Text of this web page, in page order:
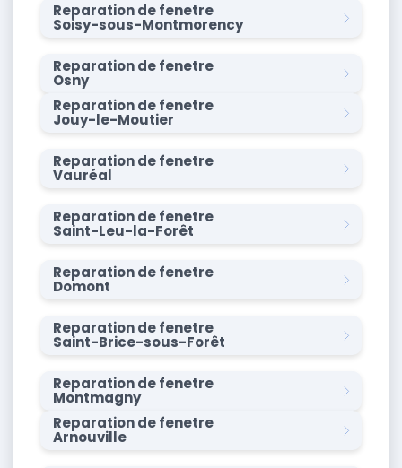
Reparation de fenetre
Soisy-sous-Montmorency
Reparation de fenetre
Osny
Reparation de fenetre
Jouy-le-Moutier
Reparation de fenetre
Vauréal
Reparation de fenetre
Saint-Leu-la-Forêt
Reparation de fenetre
Domont
Reparation de fenetre
Saint-Brice-sous-Forêt
Reparation de fenetre
Montmagny
Reparation de fenetre
Arnouville